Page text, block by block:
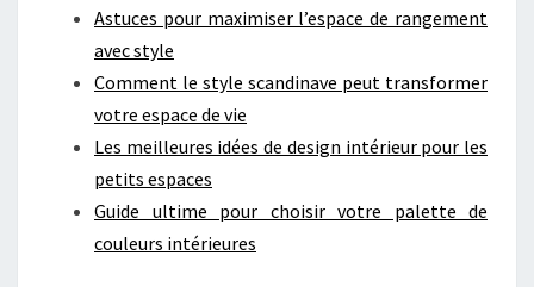
Astuces pour maximiser l’espace de rangement
avec style
Comment le style scandinave peut transformer
votre espace de vie
Les meilleures idées de design intérieur pour les
petits espaces
Guide ultime pour choisir votre palette de
couleurs intérieures